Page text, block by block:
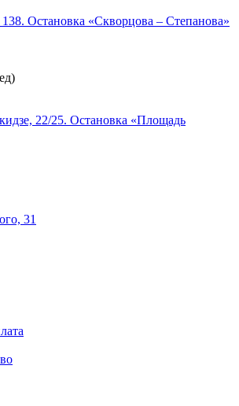
138. Остановка «Скворцова – Степанова»
22/25. Остановка «Площадь
31